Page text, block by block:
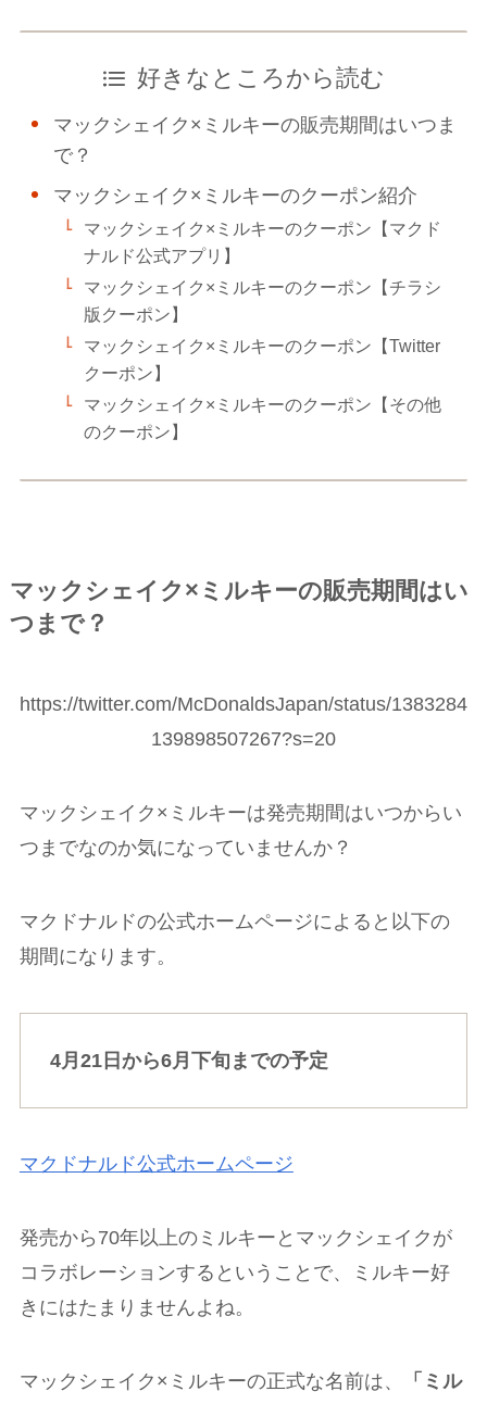
好きなところから読む
マックシェイク×ミルキーの販売期間はいつま
で？
マックシェイク×ミルキーのクーポン紹介
マックシェイク×ミルキーのクーポン【マクド
ナルド公式アプリ】
マックシェイク×ミルキーのクーポン【チラシ
版クーポン】
マックシェイク×ミルキーのクーポン【Twitter
クーポン】
マックシェイク×ミルキーのクーポン【その他
のクーポン】
マックシェイク×ミルキーの販売期間はい
つまで？
https://twitter.com/McDonaldsJapan/status/1383284
139898507267?s=20
マックシェイク×ミルキーは発売期間はいつからい
つまでなのか気になっていませんか？
マクドナルドの公式ホームページによると以下の
期間になります。
4月21日から6月下旬までの予定
マクドナルド公式ホームページ
発売から70年以上のミルキーとマックシェイクが
コラボレーションするということで、ミルキー好
きにはたまりませんよね。
マックシェイク×ミルキーの正式な名前は、 「ミル